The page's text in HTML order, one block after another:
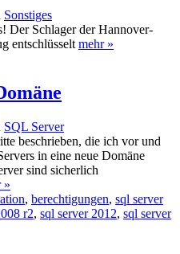
Sonstiges
Der Schlager der Hannover-
entschlüsseltmehr »
SQL Server
beschrieben, die ich vor und
in eine neue Domäne
sind sicherlich
»
, berechtigungen, sql server
r2, sql server 2012, sql server